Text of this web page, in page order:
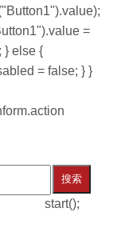
=
} else {
= false; } }
搜索
start();